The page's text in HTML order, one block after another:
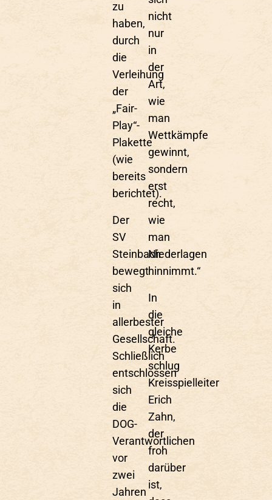
zu
haben,
durch
die
Verleihung
der
„Fair-
Play“-
Plakette
(wie
bereits
berichtet).
Der
SV
Steinbach
bewegt
sich
in
allerbester
Gesellschaft.
Schließlich
entschlossen
sich
die
DOG-
Verantwortlichen
vor
zwei
Jahren
nicht
nur
in
der
Art,
wie
man
Wettkämpfe
gewinnt,
sondern
erst
recht,
wie
man
Niederlagen
hinnimmt.“
In
die
gleiche
Kerbe
schlug
Kreisspielleiter
Erich
Zahn,
der
froh
darüber
ist,